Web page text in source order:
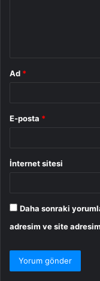
Ad *
E-posta *
İnternet sitesi
Daha sonraki
adresim ve site